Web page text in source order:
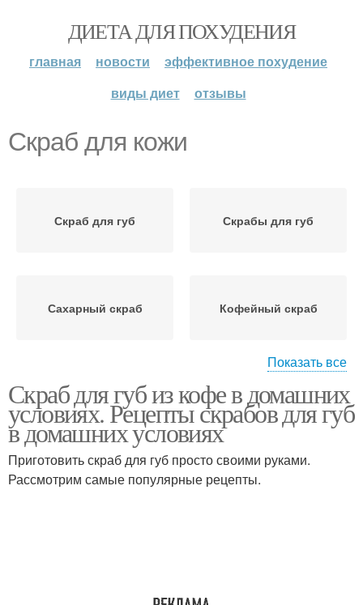
ДИЕТА ДЛЯ ПОХУДЕНИЯ
главная новости
эффективное похудение
виды диет
отзывы
Скраб для кожи
Скраб для губ Скрабы для губ
Сахарный скраб Кофейный скраб
Съедобный скраб Скраб для лица
Скрабы для кожи
Показать все
Скраб для губ из кофе в домашних
условиях. Рецепты скрабов для губ
в домашних условиях
Приготовить скраб для губ просто своими руками.
Рассмотрим самые популярные рецепты.